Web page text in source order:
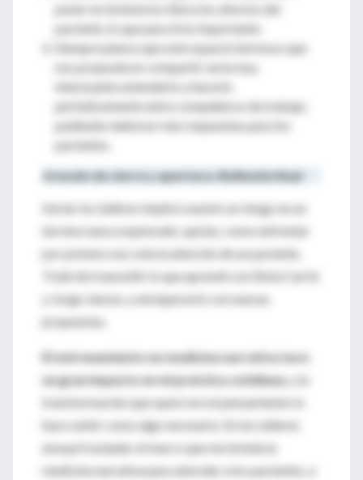
poner en la historia clínica los afectos del
paciente, lo que para él es importante.
Siempre pienso que este espacio hermoso que
nos propusieron compartir sería muy
interesante extenderlo y hacerlo
periódicamente entre compañeros de trabajo,
pudiendo elaborar más respuestas para los
pacientes.
A modo de cierre y apertura. Reflexión final
Iniciar los talleres implicó asumir un riesgo en un
terreno nunca explorado; quizás, como enfrentar
por primera vez sola la atención de un paciente.
Traté de transmitir lo que aprendí con Silvia Carrió
y Jorge Janson, y enriquecerlo con nuevas
propuestas.
El entrenamiento en medicina narrativa tuvo
un gran impacto en mi práctica cotidiana, y la
transformación que operó en mi pensamiento lo
hace sentir como algo necesario. En los talleres
ensayé trasladar el marco que me brinda la
medicina narrativa para abordar a los pacientes, a